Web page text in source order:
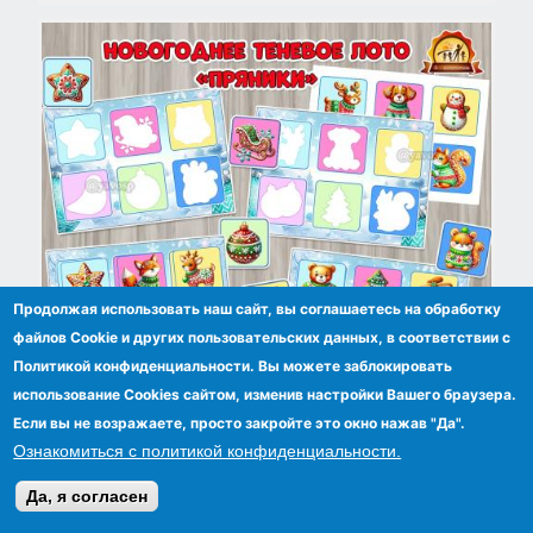
Новогоднее теневое лото «Пряники»
Продолжая использовать наш сайт, вы соглашаетесь на обработку
файлов Сookie и других пользовательских данных, в соответствии с
Политикой конфиденциальности. Вы можете заблокировать
использование Cookies сайтом, изменив настройки Вашего браузера.
Если вы не возражаете, просто закройте это окно нажав "Да".
Ознакомиться с политикой конфиденциальности.
Да, я согласен